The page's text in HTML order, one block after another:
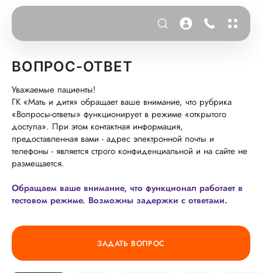
ВОПРОС-ОТВЕТ
Уважаемые пациенты!
ГК «Мать и дитя» обращает ваше внимание, что рубрика
«Вопросы-ответы» функционирует в режиме «открытого
доступа». При этом контактная информация,
предоставленная вами - адрес электронной почты и
телефоны - является строго конфиденциальной и на сайте не
размещается.
Обращаем ваше внимание, что функционал работает в
тестовом режиме. Возможны задержки с ответами.
ЗАДАТЬ ВОПРОС